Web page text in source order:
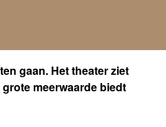
gaan. Het theater ziet
meerwaarde biedt